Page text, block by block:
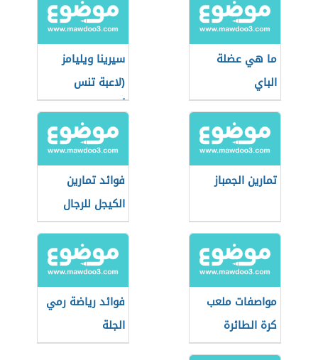
ما هي عضلة
الباي
سيرينا ويليامز
(لاعبة تنس
أمريكية)
تمارين الجمباز
فوائد تمارين
الكيجل للرجال
مواصفات ملعب
كرة الطائرة
الشاطئية
فوائد رياضة رمي
الجلة